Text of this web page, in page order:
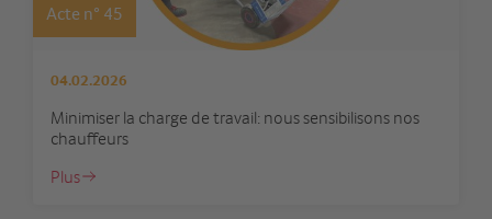
Acte n° 45
04.02.2026
Minimiser la charge de travail: nous sensibilisons nos
chauffeurs
Plus